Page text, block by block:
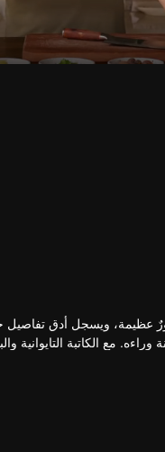
عظيمة، ويسجل أدق
مع الكاتبة التايوانية
من عالم الطعام